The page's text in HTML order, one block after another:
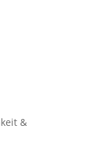
&